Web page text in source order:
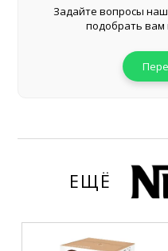
Задайте вопросы
подобрать вам
ЕЩЁ